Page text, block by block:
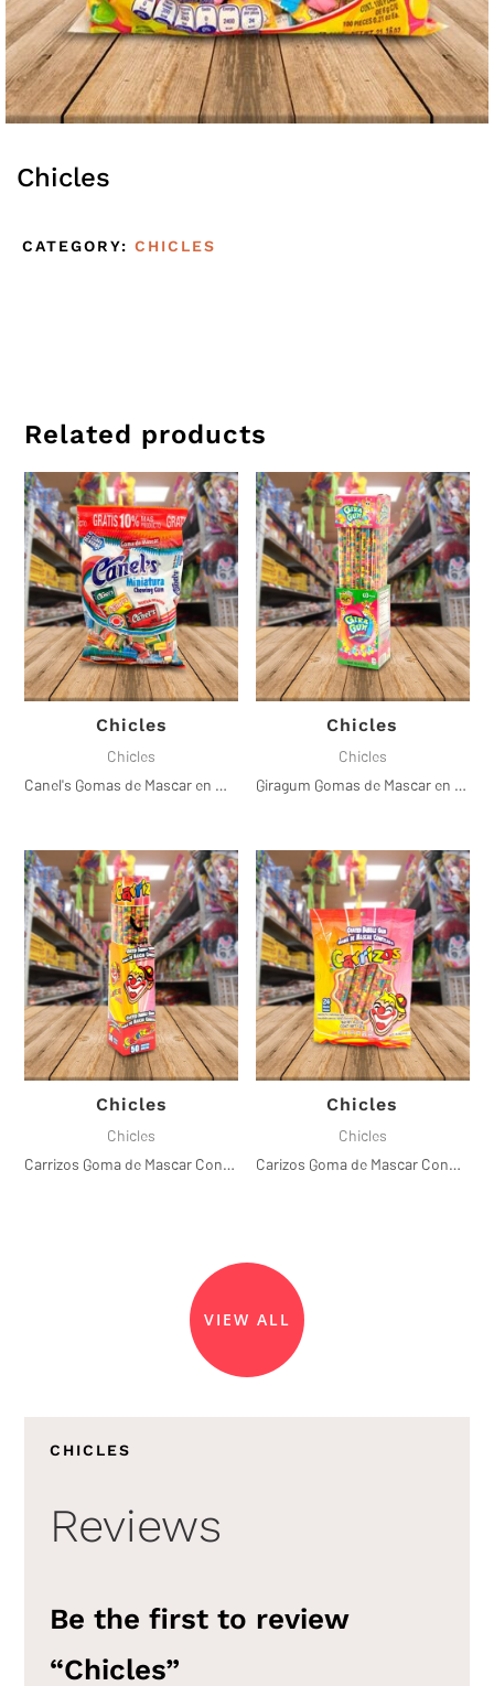
Chicles
CATEGORY: CHICLES
Related products
Chicles
Chicles
Canel's Gomas de Mascar en Miniatura
Chicles
Chicles
Giragum Gomas de Mascar en Popotes
Chicles
Chicles
Carrizos Goma de Mascar Confitada
Chicles
Chicles
Carizos Goma de Mascar Confitada 24Piezas
VIEW ALL
CHICLES
Reviews
Be the first to review
“Chicles”